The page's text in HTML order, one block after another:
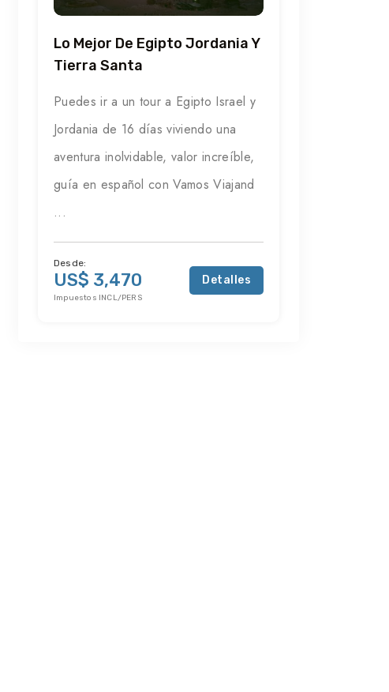
Lo Mejor De Egipto Jordania Y
Tierra Santa
Puedes ir a un tour a Egipto Israel y
Jordania de 16 días viviendo una
aventura inolvidable, valor increíble,
guía en español con Vamos Viajand
...
Desde:
US$ 3,470
Impuestos INCL/PERS
Detalles